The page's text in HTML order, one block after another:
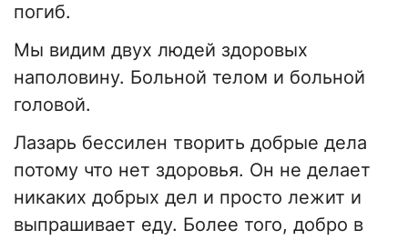
погиб.
Мы видим двух людей здоровых
наполовину. Больной телом и больной
головой.
Лазарь бессилен творить добрые дела
потому что нет здоровья. Он не делает
никаких добрых дел и просто лежит и
выпрашивает еду. Более того, добро в